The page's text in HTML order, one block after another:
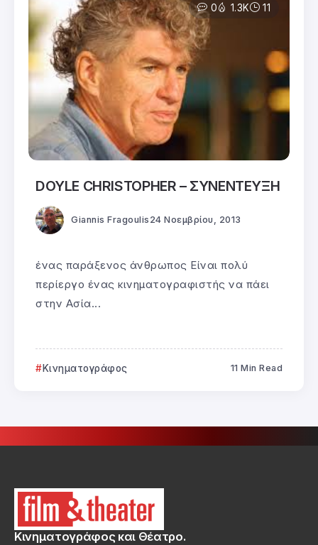
0 1.3K 11
DOYLE CHRISTOPHER – ΣΥΝΕΝΤΕΥΞΗ
Giannis Fragoulis 24 Νοεμβρίου, 2013
ένας παράξενος άνθρωπος Είναι πολύ
περίεργο ένας κινηματογραφιστής να πάει
στην Ασία...
Κινηματογράφος 11 Min Read
Κινηματογράφος και Θέατρο.